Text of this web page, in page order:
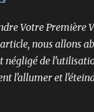
Votre Première
nous allons
négligé de
l'allumer et